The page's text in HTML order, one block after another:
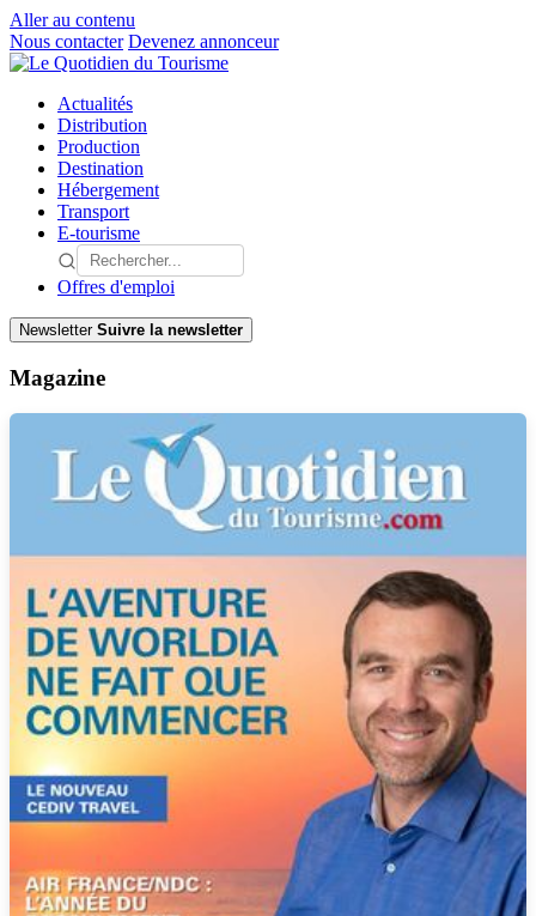
Aller au contenu
Nous contacter Devenez annonceur
Actualités
Distribution
Production
Destination
Hébergement
Transport
E-tourisme
Offres d'emploi
Newsletter Suivre la newsletter
Magazine